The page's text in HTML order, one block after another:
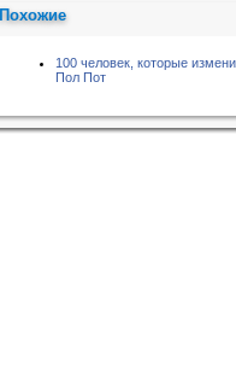
Похожие
100 человек, которые
Пол Пот